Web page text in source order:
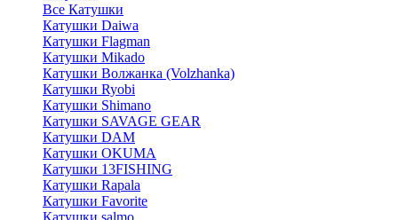
Все Катушки
Катушки Daiwa
Катушки Flagman
Катушки Mikado
Катушки Волжанка (Volzhanka)
Катушки Ryobi
Катушки Shimano
Катушки SAVAGE GEAR
Катушки DAM
Катушки OKUMA
Катушки 13FISHING
Катушки Rapala
Катушки Favorite
Катушки salmo